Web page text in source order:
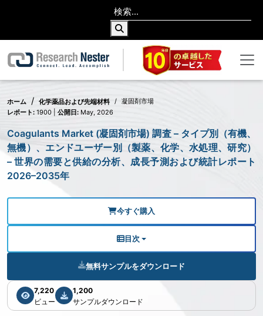
ホーム 化学薬品および先端材料
凝固剤市場
レポート: 1900 | 公開日: May, 2026
Coagulants Market (凝固剤市場) 調査 – タイプ別（有機、
無機）、エンドユーザー別（製薬、化学、水処理、研究）
– 世界の需要と供給の分析、成長予測および統計レポート
2026–2035年
今すぐ購入
目次
無料サンプルをダウンロード
7,220
ビュー
1,200
サンプルダウンロード